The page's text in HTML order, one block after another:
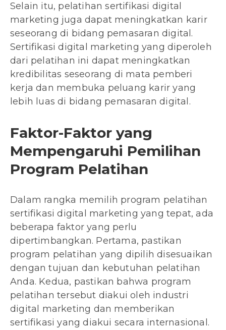
Selain itu, pelatihan sertifikasi digital
marketing juga dapat meningkatkan karir
seseorang di bidang pemasaran digital.
Sertifikasi digital marketing yang diperoleh
dari pelatihan ini dapat meningkatkan
kredibilitas seseorang di mata pemberi
kerja dan membuka peluang karir yang
lebih luas di bidang pemasaran digital.
Faktor-Faktor yang
Mempengaruhi Pemilihan
Program Pelatihan
Dalam rangka memilih program pelatihan
sertifikasi digital marketing yang tepat, ada
beberapa faktor yang perlu
dipertimbangkan. Pertama, pastikan
program pelatihan yang dipilih disesuaikan
dengan tujuan dan kebutuhan pelatihan
Anda. Kedua, pastikan bahwa program
pelatihan tersebut diakui oleh industri
digital marketing dan memberikan
sertifikasi yang diakui secara internasional.